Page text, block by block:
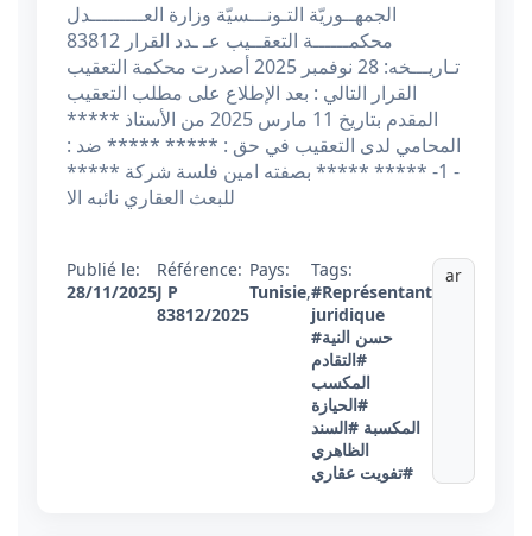
الجمهــوريّة التـونـــسيّة وزارة العـــــــــدل
محكمــــــة التعقــيب عـ ـدد القرار 83812
تـاريـــخه: 28 نوفمبر 2025 أصدرت محكمة التعقيب
القرار التالي : بعد الإطلاع على مطلب التعقيب
المقدم بتاريخ 11 مارس 2025 من الأستاذ *****
المحامي لدى التعقيب في حق : ***** ***** ضد :
- 1- ***** ***** بصفته امين فلسة شركة *****
للبعث العقاري نائبه الا
Publié le:
28/11/2025
Référence:
J P
83812/2025
Pays:
Tunisie,
Tags:
#Représentant
juridique
#حسن النية
#التقادم
المكسب
#الحيازة
المكسبة #السند
الظاهري
#تفويت عقاري
ar